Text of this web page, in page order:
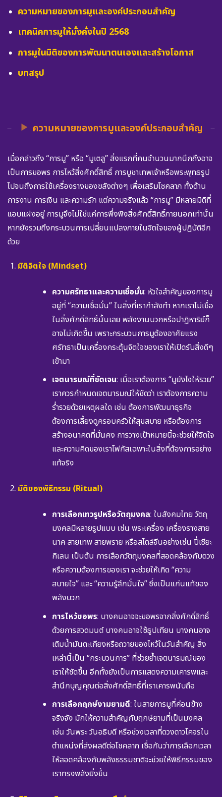
ความหมายของการมูและองค์ประกอบสำคัญ
เทคนิคการมูให้มั่งคั่งในปี 2568
การมูในมิติของการพัฒนาตนเองและสร้างโอกาส
บทสรุป
ความหมายของการมูและองค์ประกอบสำคัญ
เมื่อกล่าวถึง “การมู” หรือ “มูเตลู” สิ่งแรกที่คนจำนวนมากนึกถึงอาจ
เป็นการขอพร การไหว้สิ่งศักดิ์สิทธิ์ การบูชาเทพเจ้าหรือพระพุทธรูป
ไปจนถึงการใช้เครื่องรางของขลังต่างๆ เพื่อเสริมโชคลาภ ทั้งด้าน
การงาน การเงิน และความรัก แต่ความจริงแล้ว “การมู” มีหลายมิติที่
แอบแฝงอยู่ การมูจึงไม่ใช่แค่การพึ่งพิงสิ่งศักดิ์สิทธิ์ภายนอกเท่านั้น
หากยังรวมถึงกระบวนการเปลี่ยนแปลงภายในจิตใจของผู้ปฏิบัติอีก
ด้วย
มิติจิตใจ (Mindset)
ความศรัทธาและความเชื่อมั่น: หัวใจสำคัญของการมู
อยู่ที่ “ความเชื่อมั่น” ในสิ่งที่เรากำลังทำ หากเราไม่เชื่อ
ในสิ่งศักดิ์สิทธิ์นั้นเลย พลังงานบวกหรือปาฏิหาริย์ก็
อาจไม่เกิดขึ้น เพราะกระบวนการมูต้องอาศัยแรง
ศรัทธาเป็นเครื่องกระตุ้นจิตใจของเราให้เปิดรับสิ่งดีๆ
เข้ามา
เจตนารมณ์ที่ชัดเจน: เมื่อเราต้องการ “มูยังไงให้รวย”
เราควรกำหนดเจตนารมณ์ให้ชัดว่า เราต้องการความ
ร่ำรวยด้วยเหตุผลใด เช่น ต้องการพัฒนาธุรกิจ
ต้องการเลี้ยงดูครอบครัวให้สุขสบาย หรือต้องการ
สร้างอนาคตที่มั่นคง การวางเป้าหมายนี้จะช่วยให้จิตใจ
และความคิดของเราโฟกัสเฉพาะในสิ่งที่ต้องการอย่าง
แท้จริง
มิติของพิธีกรรม (Ritual)
การเลือกเทวรูปหรือวัตถุมงคล: ในสังคมไทย วัตถุ
มงคลมีหลายรูปแบบ เช่น พระเครื่อง เครื่องรางสาย
นาค สายเทพ สายพราย หรือสไตล์จีนอย่างเช่น ปี่เซียะ
กิเลน เป็นต้น การเลือกวัตถุมงคลที่สอดคล้องกับดวง
หรือความต้องการของเรา จะช่วยให้เกิด “ความ
สบายใจ” และ “ความรู้สึกมั่นใจ” ซึ่งเป็นแก่นแท้ของ
พลังบวก
การไหว้ขอพร: บางคนอาจจะขอพรจากสิ่งศักดิ์สิทธิ์
ด้วยการสวดมนต์ บางคนอาจใช้ธูปเทียน บางคนอาจ
เติมน้ำมันตะเกียงหรือถวายของไหว้ในวันสำคัญ สิ่ง
เหล่านี้เป็น “กระบวนการ” ที่ช่วยย้ำเจตนารมณ์ของ
เราให้ชัดขึ้น อีกทั้งยังเป็นการแสดงความเคารพและ
สำนึกบุญคุณต่อสิ่งศักดิ์สิทธิ์ที่เราเคารพนับถือ
การเลือกฤกษ์งามยามดี: ในสายการมูที่ค่อนข้าง
จริงจัง มักให้ความสำคัญกับฤกษ์ยามที่เป็นมงคล
เช่น วันพระ วันอธิบดี หรือช่วงเวลาที่ดวงดาวโคจรใน
ตำแหน่งที่ส่งผลดีต่อโชคลาภ เชื่อกันว่าการเลือกเวลา
ให้สอดคล้องกับพลังธรรมชาติจะช่วยให้พิธีกรรมของ
เราทรงพลังยิ่งขึ้น